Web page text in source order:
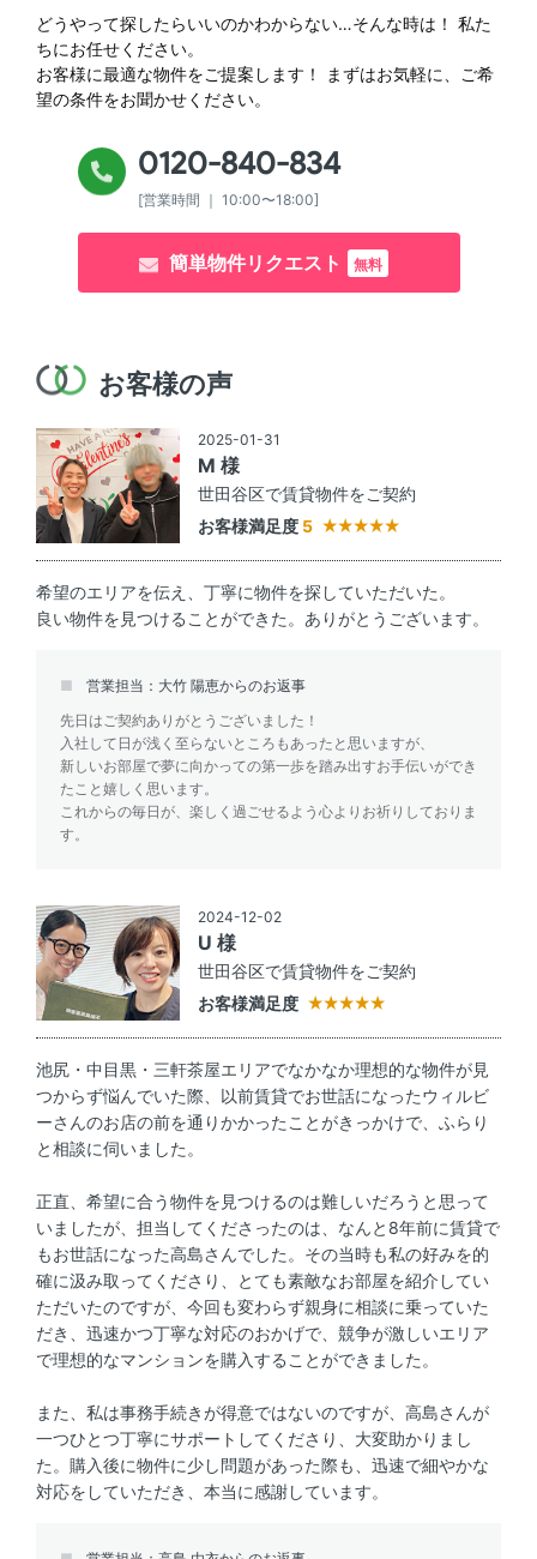
どうやって探したらいいのかわからない…そんな時は！ 私た
ちにお任せください。
お客様に最適な物件をご提案します！
まずはお気軽に、ご希
望の条件をお聞かせください。
0120-840-834
[営業時間 ｜ 10:00〜18:00]
簡単物件リクエスト 無料
お客様の声
2025-01-31
M 様
世田谷区で賃貸物件をご契約
お客様満足度 5
希望のエリアを伝え、丁寧に物件を探していただいた。
良い物件を見つけることができた。ありがとうございます。
営業担当：大竹 陽恵からのお返事
先日はご契約ありがとうございました！
入社して日が浅く至らないところもあったと思いますが、
新しいお部屋で夢に向かっての第一歩を踏み出すお手伝いができ
たこと嬉しく思います。
これからの毎日が、楽しく過ごせるよう心よりお祈りしておりま
す。
2024-12-02
U 様
世田谷区で賃貸物件をご契約
お客様満足度
池尻・中目黒・三軒茶屋エリアでなかなか理想的な物件が見
つからず悩んでいた際、以前賃貸でお世話になったウィルビ
ーさんのお店の前を通りかかったことがきっかけで、ふらり
と相談に伺いました。
正直、希望に合う物件を見つけるのは難しいだろうと思って
いましたが、担当してくださったのは、なんと8年前に賃貸で
もお世話になった高島さんでした。その当時も私の好みを的
確に汲み取ってくださり、とても素敵なお部屋を紹介してい
ただいたのですが、今回も変わらず親身に相談に乗っていた
だき、迅速かつ丁寧な対応のおかげで、競争が激しいエリア
で理想的なマンションを購入することができました。
また、私は事務手続きが得意ではないのですが、高島さんが
一つひとつ丁寧にサポートしてくださり、大変助かりまし
た。購入後に物件に少し問題があった際も、迅速で細やかな
対応をしていただき、本当に感謝しています。